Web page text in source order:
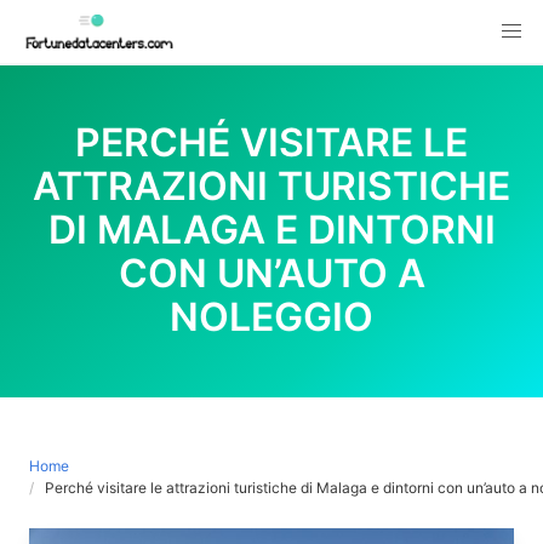
content
PERCHÉ VISITARE LE
ATTRAZIONI TURISTICHE
DI MALAGA E DINTORNI
CON UN’AUTO A
NOLEGGIO
Home
Perché visitare le attrazioni turistiche di Malaga e dintorni con un’auto a